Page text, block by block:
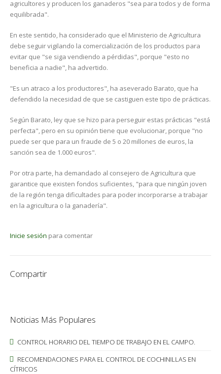
agricultores y producen los ganaderos "sea para todos y de forma
equilibrada".
En este sentido, ha considerado que el Ministerio de Agricultura
debe seguir vigilando la comercialización de los productos para
evitar que "se siga vendiendo a pérdidas", porque "esto no
beneficia a nadie", ha advertido.
"Es un atraco a los productores", ha aseverado Barato, que ha
defendido la necesidad de que se castiguen este tipo de prácticas.
Según Barato, ley que se hizo para perseguir estas prácticas "está
perfecta", pero en su opinión tiene que evolucionar, porque "no
puede ser que para un fraude de 5 o 20 millones de euros, la
sanción sea de 1.000 euros".
Por otra parte, ha demandado al consejero de Agricultura que
garantice que existen fondos suficientes, "para que ningún joven
de la región tenga dificultades para poder incorporarse a trabajar
en la agricultura o la ganadería".
Inicie sesión para comentar
Compartir
Noticias Más Populares
CONTROL HORARIO DEL TIEMPO DE TRABAJO EN EL CAMPO.
RECOMENDACIONES PARA EL CONTROL DE COCHINILLAS EN
CÍTRICOS